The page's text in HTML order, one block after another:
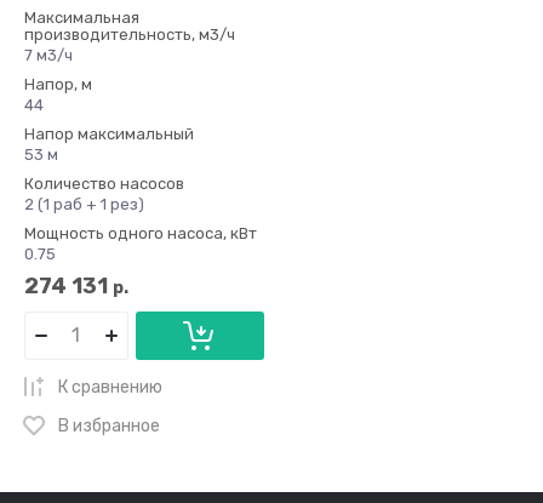
Максимальная
производительность, м3/ч
7 м3/ч
Напор, м
44
Напор максимальный
53 м
Количество насосов
2 (1 раб + 1 рез)
Мощность одного насоса, кВт
0.75
274 131 р.
К сравнению
В избранное